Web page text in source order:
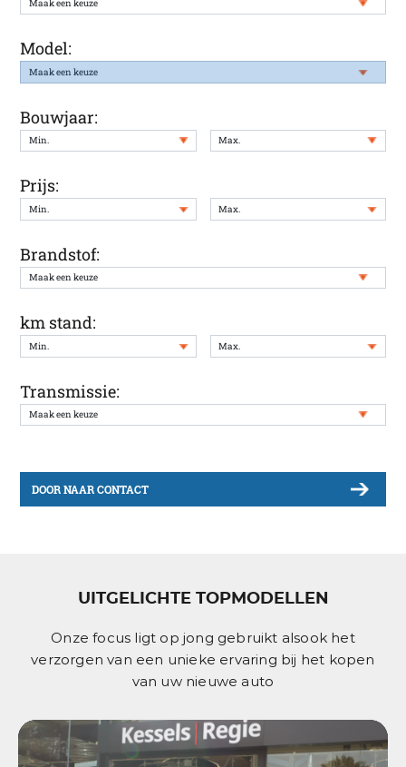
Model:
Bouwjaar:
Prijs:
Brandstof:
km stand:
Transmissie:
DOOR NAAR CONTACT
UITGELICHTE TOPMODELLEN
Onze focus ligt op jong gebruikt alsook het
verzorgen van een unieke ervaring bij het kopen
van uw nieuwe auto